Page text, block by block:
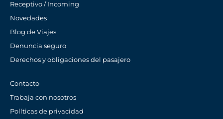
Receptivo / Incoming
Novedades
Blog de Viajes
Denuncia seguro
Derechos y obligaciones del pasajero
Contacto
Trabaja con nosotros
Políticas de privacidad